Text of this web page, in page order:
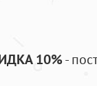
10%-